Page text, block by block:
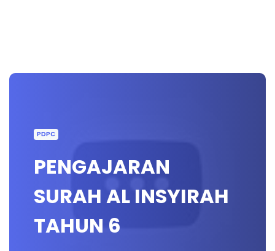
PDPC
PENGAJARAN
SURAH AL INSYIRAH
TAHUN 6